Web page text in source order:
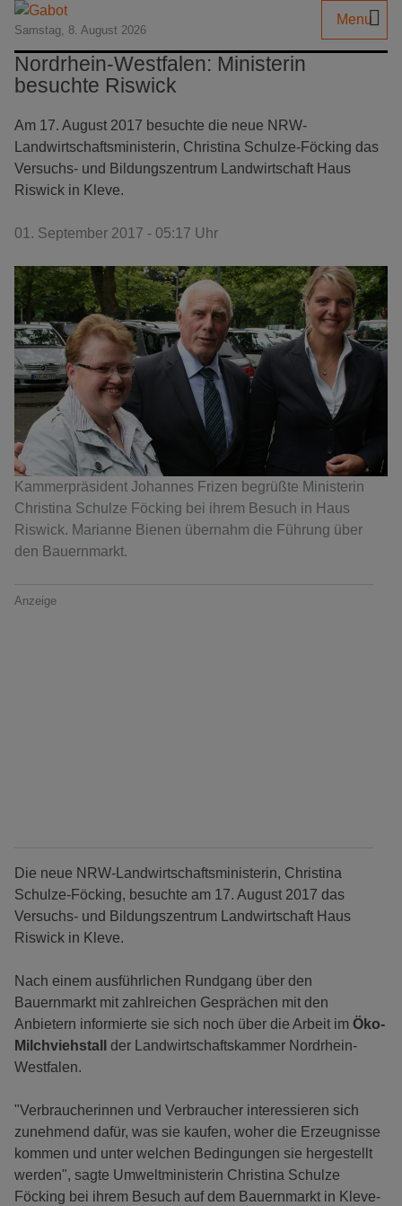
Samstag, 8. August 2026
Menu
Nordrhein-Westfalen: Ministerin
besuchte Riswick
Am 17. August 2017 besuchte die neue NRW-
Landwirtschaftsministerin, Christina Schulze-Föcking das
Versuchs- und Bildungszentrum Landwirtschaft Haus
Riswick in Kleve.
01. September 2017 - 05:17 Uhr
Kammerpräsident Johannes Frizen begrüßte Ministerin
Christina Schulze Föcking bei ihrem Besuch in Haus
Riswick. Marianne Bienen übernahm die Führung über
den Bauernmarkt.
Anzeige
Die neue NRW-Landwirtschaftsministerin, Christina
Schulze-Föcking, besuchte am 17. August 2017 das
Versuchs- und Bildungszentrum Landwirtschaft Haus
Riswick in Kleve.
Nach einem ausführlichen Rundgang über den
Bauernmarkt mit zahlreichen Gesprächen mit den
Anbietern informierte sie sich noch über die Arbeit im Öko-
Milchviehstall
der Landwirtschaftskammer Nordrhein-
Westfalen.
"Verbraucherinnen und Verbraucher interessieren sich
zunehmend dafür, was sie kaufen, woher die Erzeugnisse
kommen und unter welchen Bedingungen sie hergestellt
werden", sagte Umweltministerin Christina Schulze
Föcking bei ihrem Besuch auf dem Bauernmarkt in Kleve-